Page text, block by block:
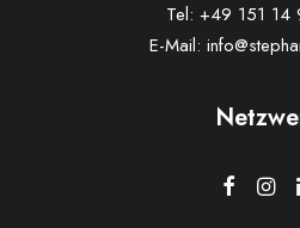
Tel: +49 151 14
E-Mail: